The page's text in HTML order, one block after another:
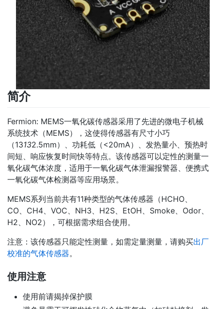
简介
Fermion: MEMS一氧化碳传感器采用了先进的微电子机械
系统技术（MEMS），这使得传感器有尺寸小巧
（13132.5mm）、功耗低（<20mA）、发热量小、预热时
间短、响应恢复时间快等特点。该传感器可以定性的测量一
氧化碳气体浓度，适用于一氧化碳气体泄漏报警器、便携式
一氧化碳气体检测器等应用场景。
MEMS系列当前共有11种类型的气体传感器（HCHO、
CO、CH4、VOC、NH3、H2S、EtOH、Smoke、Odor、
H2、NO2），可根据需求组合使用。
注意：该传感器只能定性测量，如需定量测量，请购买出厂
校准的气体传感器。
使用注意
使用前请揭掉保护膜